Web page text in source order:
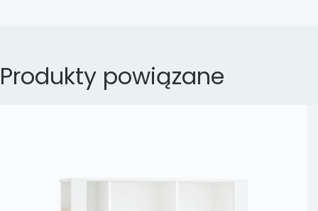
Produkty powiązane